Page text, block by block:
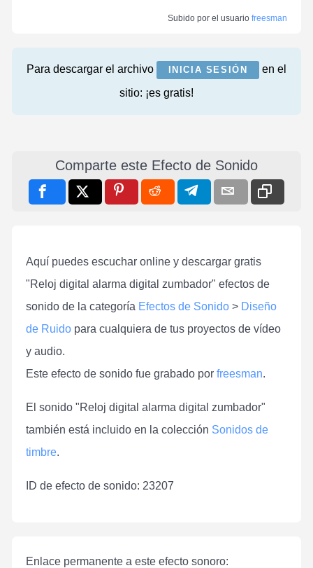
Subido por el usuario freesman
Para descargar el archivo INICIA SESIÓN
en el
sitio: ¡es gratis!
Comparte este Efecto de Sonido
Aquí puedes escuchar online y descargar gratis
"Reloj digital alarma digital zumbador" efectos de
sonido de la categoría Efectos de Sonido > Diseño
de Ruido para cualquiera de tus proyectos de vídeo
y audio.
Este efecto de sonido fue grabado por freesman.
El sonido "Reloj digital alarma digital zumbador"
también está incluido en la colección Sonidos de
timbre.
ID de efecto de sonido: 23207
Enlace permanente a este efecto sonoro: